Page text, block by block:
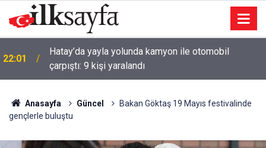
22:01
Hatay’da yayla yolunda kamyon ile otomobil
çarpıştı: 9 kişi yaralandı
Anasayfa Güncel
Bakan Göktaş 19 Mayıs festivalinde
gençlerle buluştu